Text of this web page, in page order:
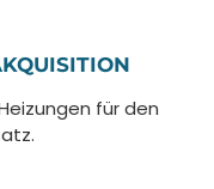
für den